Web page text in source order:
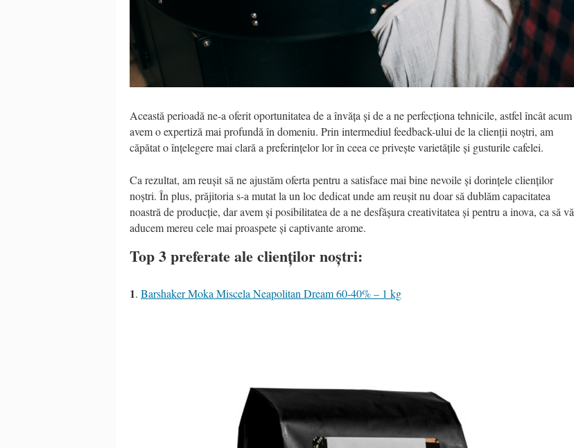
Această perioadă ne-a oferit oportunitatea de a învăța și de a ne perfecționa tehnicile, astfel încât acum
avem o expertiză mai profundă în domeniu. Prin intermediul feedback-ului de la clienții noștri, am
căpătat o înțelegere mai clară a preferințelor lor în ceea ce privește varietățile și gusturile cafelei.
Ca rezultat, am reușit să ne ajustăm oferta pentru a satisface mai bine nevoile și dorințele clienților
noștri. În plus, prăjitoria s-a mutat la un loc dedicat unde am reușit nu doar să dublăm capacitatea
noastră de producție, dar avem și posibilitatea de a ne desfășura creativitatea și pentru a inova, ca să vă
aducem mereu cele mai proaspete și captivante arome.
Top 3 preferate ale clienților noștri:
1. Barshaker Moka Miscela Neapolitan Dream 60-40% – 1 kg